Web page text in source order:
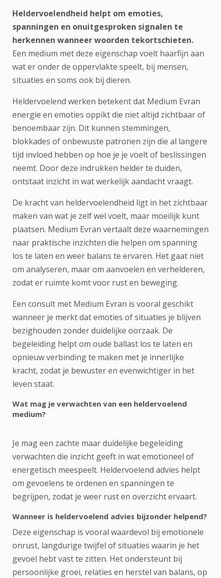
Heldervoelendheid helpt om emoties,
spanningen en onuitgesproken signalen te
herkennen wanneer woorden tekortschieten.
Een medium met deze eigenschap voelt haarfijn aan
wat er onder de oppervlakte speelt, bij mensen,
situaties en soms ook bij dieren.
Heldervoelend werken betekent dat Medium Evran
energie en emoties oppikt die niet altijd zichtbaar of
benoembaar zijn. Dit kunnen stemmingen,
blokkades of onbewuste patronen zijn die al langere
tijd invloed hebben op hoe je je voelt of beslissingen
neemt. Door deze indrukken helder te duiden,
ontstaat inzicht in wat werkelijk aandacht vraagt.
De kracht van heldervoelendheid ligt in het zichtbaar
maken van wat je zelf wel voelt, maar moeilijk kunt
plaatsen. Medium Evran vertaalt deze waarnemingen
naar praktische inzichten die helpen om spanning
los te laten en weer balans te ervaren. Het gaat niet
om analyseren, maar om aanvoelen en verhelderen,
zodat er ruimte komt voor rust en beweging.
Een consult met Medium Evran is vooral geschikt
wanneer je merkt dat emoties of situaties je blijven
bezighouden zonder duidelijke oorzaak. De
begeleiding helpt om oude ballast los te laten en
opnieuw verbinding te maken met je innerlijke
kracht, zodat je bewuster en evenwichtiger in het
leven staat.
Wat mag je verwachten van een heldervoelend
medium?
Je mag een zachte maar duidelijke begeleiding
verwachten die inzicht geeft in wat emotioneel of
energetisch meespeelt. Heldervoelend advies helpt
om gevoelens te ordenen en spanningen te
begrijpen, zodat je weer rust en overzicht ervaart.
Wanneer is heldervoelend advies bijzonder helpend?
Deze eigenschap is vooral waardevol bij emotionele
onrust, langdurige twijfel of situaties waarin je het
gevoel hebt vast te zitten. Het ondersteunt bij
persoonlijke groei, relaties en herstel van balans, op